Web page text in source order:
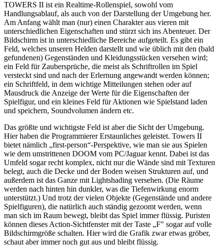
TOWERS II ist ein Realtime-Rollenspiel, sowohl vom
Handlungsablauf, als auch von der Darstellung der Umgebung her.
Am Anfang wählt man (nur) einen Charakter aus vieren mit
unterschiedlichen Eigenschaften und stürzt sich ins Abenteuer. Der
Bildschirm ist in unterschiedliche Bereiche aufgeteilt. Es gibt ein
Feld, welches unseren Helden darstellt und wie üblich mit den (bald
gefundenen) Gegenständen und Kleidungsstücken versehen wird;
ein Feld für Zaubersprüche, die meist als Schriftrollen im Spiel
versteckt sind und nach der Erlernung angewandt werden können;
ein Schriftfeld, in dem wichtige Mitteilungen stehen oder auf
Mausdruck die Anzeige der Werte für die Eigenschaften der
Spielfigur, und ein kleines Feld für Aktionen wie Spielstand laden
und speichern, Soundvolumen ändern etc.
Das größte und wichtigste Feld ist aber die Sicht der Umgebung.
Hier haben die Programmierer Erstaunliches geleistet. Towers II
bietet nämlich „first-person“-Perspektive, wie man sie aus Spielen
wie dem umstrittenen DOOM vom PC/Jaguar kennt. Dabei ist das
Umfeld sogar recht komplex, nicht nur die Wände sind mit Texturen
belegt, auch die Decke und der Boden weisen Strukturen auf, und
außerdem ist das Ganze mit Lightshading versehen. (Die Räume
werden nach hinten hin dunkler, was die Tiefenwirkung enorm
unterstützt.) Und trotz der vielen Objekte (Gegenstände und andere
Spielfiguren), die natürlich auch ständig gezoomt werden, wenn
man sich im Raum bewegt, bleibt das Spiel immer flüssig. Puristen
können dieses Action-Sichtfenster mit der Taste „F" sogar auf volle
Bildschirmgröße schalten. Hier wird die Grafik zwar etwas gröber,
schaut aber immer noch gut aus und bleibt flüssig.